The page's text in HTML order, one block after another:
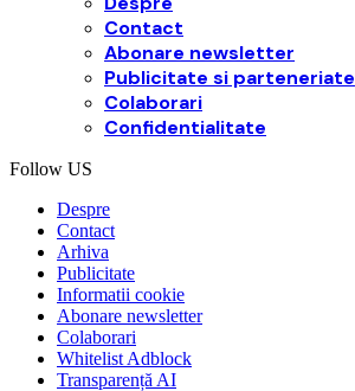
Contact
Abonare newsletter
Publicitate si parteneriate
Colaborari
Confidentialitate
Follow US
Despre
Contact
Arhiva
Publicitate
Informatii cookie
Abonare newsletter
Colaborari
Whitelist Adblock
Transparență AI